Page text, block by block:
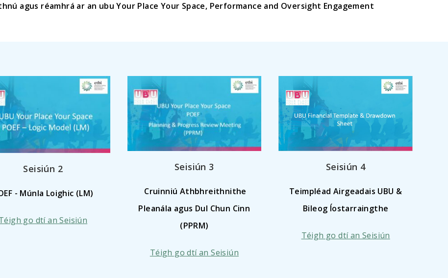
agus réamhrá ar an ubu Your Place Your Space, Performance and Oversight Engagement
Seisiún 2
- Múnla Loighic (LM)
go dtí an Seisiún
Seisiún 3
Cruinniú Athbhreithnithe
Pleanála agus Dul Chun Cinn
(PPRM)
Téigh go dtí an Seisiún
Seisiún 4
Teimpléad Airgeadais UBU &
Bileog Íostarraingthe
Téigh go dtí an Seisiún